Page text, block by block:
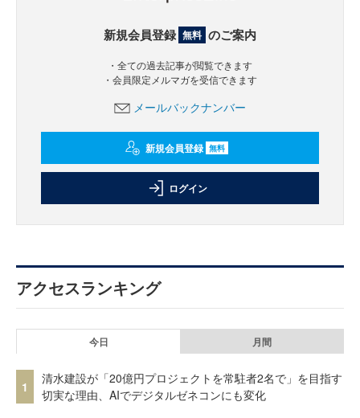
新規会員登録 無料 のご案内
・全ての過去記事が閲覧できます
・会員限定メルマガを受信できます
メールバックナンバー
新規会員登録 無料
ログイン
アクセスランキング
今日 月間
1
清水建設が「20億円プロジェクトを常駐者2名で」を目指す
切実な理由、AIでデジタルゼネコンにも変化